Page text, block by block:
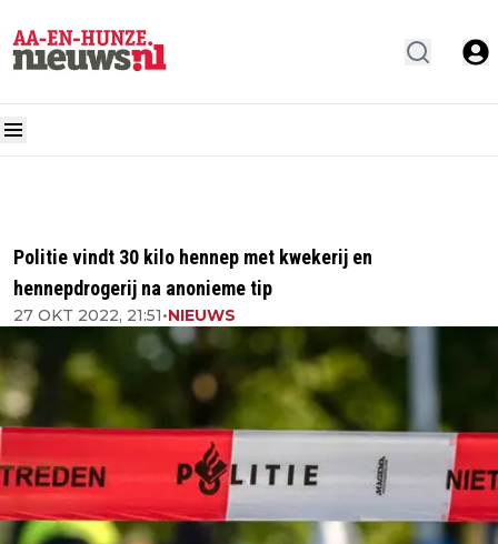
Politie vindt 30 kilo hennep met kwekerij en
hennepdrogerij na anonieme tip
27 OKT 2022, 21:51•NIEUWS